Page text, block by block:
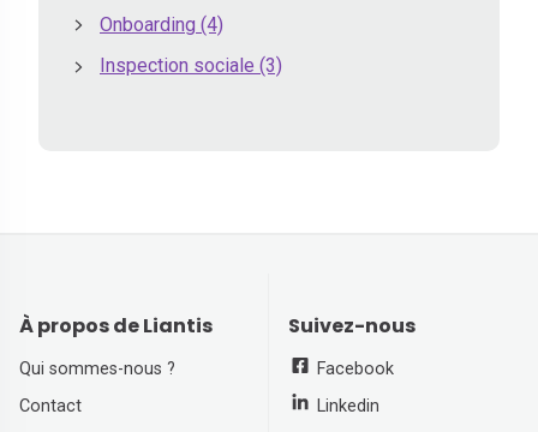
Onboarding (4)
Inspection sociale (3)
À propos de Liantis
Qui sommes-nous ?
Contact
Suivez-nous
Facebook
Linkedin